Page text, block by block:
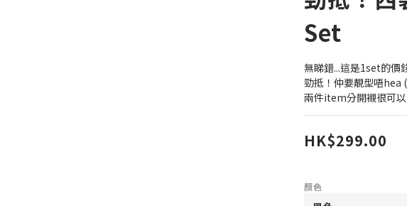
Set
無睇錯...這是1set的價
勁抵！仲要靚型唔
兩件item分開襯很可以
HK$299.00
顏色